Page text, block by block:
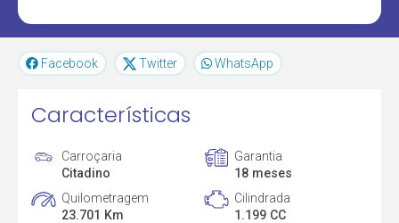
Facebook Twitter WhatsApp
Características
Carroçaria
Citadino
Garantia
18 meses
Quilometragem
23.701 Km
Cilindrada
1.199 CC